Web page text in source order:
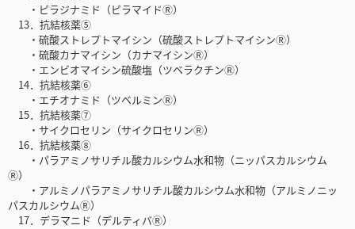
・ピラジナミド（ピラマイドⓇ）
13．抗結核薬⑤
・硫酸ストレプトマイシン（硫酸ストレプトマイシンⓇ）
・硫酸カナマイシン（カナマイシンⓇ）
・エンビオマイシン硫酸塩（ツベラクチンⓇ）
14．抗結核薬⑥
・エチオナミド（ツベルミンⓇ）
15．抗結核薬⑦
・サイクロセリン（サイクロセリンⓇ）
16．抗結核薬⑧
・パラアミノサリチル酸カルシウム水和物（ニッパスカルシウム
Ⓡ）
・アルミノパラアミノサリチル酸カルシウム水和物（アルミノニッ
パスカルシウムⓇ）
17．デラマニド（デルティバⓇ）